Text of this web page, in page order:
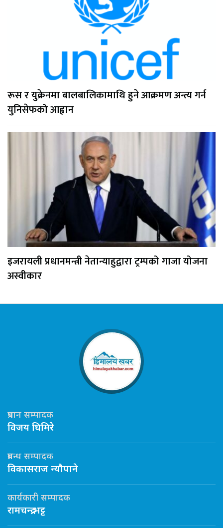
रूस र युक्रेनमा बालबालिकामाथि हुने आक्रमण अन्त्य गर्न
युनिसेफको आह्वान
इजरायली प्रधानमन्त्री नेतान्याहुद्वारा ट्रम्पको गाजा योजना
अस्वीकार
प्रधान सम्पादक
विजय घिमिरे
प्रबन्ध सम्पादक
विकासराज न्यौपाने
कार्यकारी सम्पादक
रामचन्द्र भट्ट